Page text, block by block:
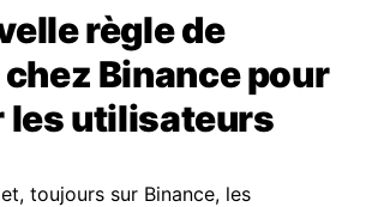
règle de
Binance pour
les utilisateurs
toujours sur Binance, les